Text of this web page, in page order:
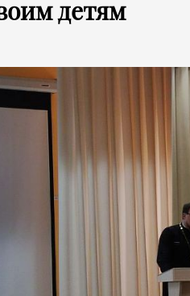
детям